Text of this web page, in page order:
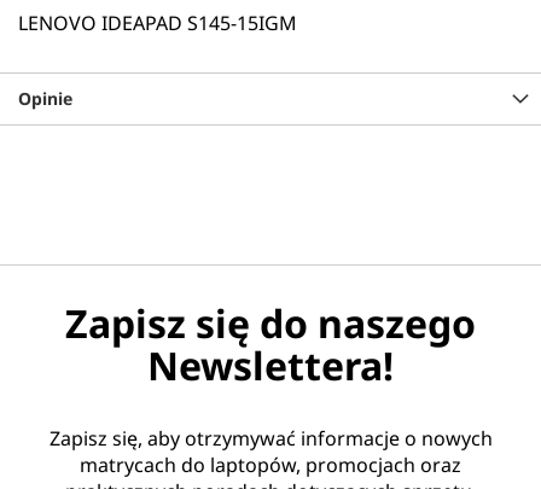
LENOVO IDEAPAD S145-15IGM
Opinie
Zapisz się do naszego
Newslettera!
Zapisz się, aby otrzymywać informacje o nowych
matrycach do laptopów, promocjach oraz